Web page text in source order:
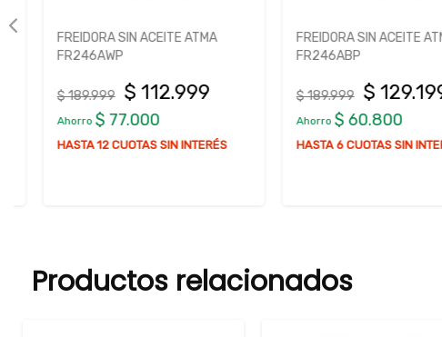
FREIDORA SIN ACEITE ATMA
FR246AWP
$ 189.999 $ 112.999
Ahorro$ 77.000
HASTA 12 CUOTAS SIN INTERÉS
FREIDORA SIN ACEITE ATMA
FR246ABP
$ 189.999 $ 129.199
Ahorro$ 60.800
HASTA 6 CUOTAS SIN INTERÉS
Productos relacionados